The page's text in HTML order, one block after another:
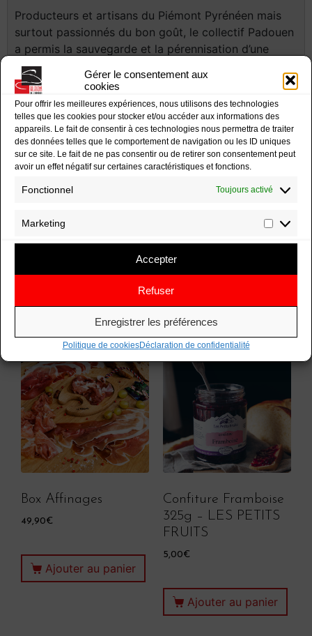
Gérer le consentement aux
cookies
Pour offrir les meilleures expériences, nous utilisons des technologies
telles que les cookies pour stocker et/ou accéder aux informations des
appareils. Le fait de consentir à ces technologies nous permettra de traiter
des données telles que le comportement de navigation ou les ID uniques
sur ce site. Le fait de ne pas consentir ou de retirer son consentement peut
avoir un effet négatif sur certaines caractéristiques et fonctions.
Fonctionnel Toujours activé
Marketing
Accepter
Refuser
Enregistrer les préférences
Politique de cookiesDéclaration de confidentialité
Producteurs et artisans du Piémont Pyrénéen mais
surtout passionnés du bon goût, le collectif Padouen
a permis la sauvegarde et la pérennisation d’une
espèce qui a failli disparaître : le porc noir de
Bigorre. Face à l’élevage intensif, les éleveurs
Padouen ont décidé de valoriser cette race certes
lente et peu productive mais au goût tellement
supérieur ! Issu d’un élevage raisonné, alimenté à
base de glands et de châtaigne, valorisé d’une AOP
avec un cahier des charges strict, le collectif
s’engage à ne proposer que des produits d’exception
Informations complémentaires
Produits similaires
Box Affinages
49,90€
Ajouter au panier
Confiture Framboise
325g – LES PETITS
FRUITS
5,00€
Ajouter au panier